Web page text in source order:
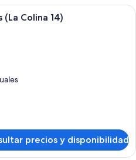
Apartamento, 2 habitaciones (La
Colina 14)
precios y disponibilidad